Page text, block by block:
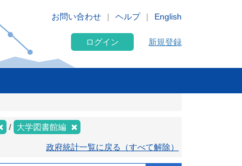
English
お問い合わせ ヘルプ
ログイン 新規登録
大学図書館編
政府統計一覧に戻る（すべて解除）